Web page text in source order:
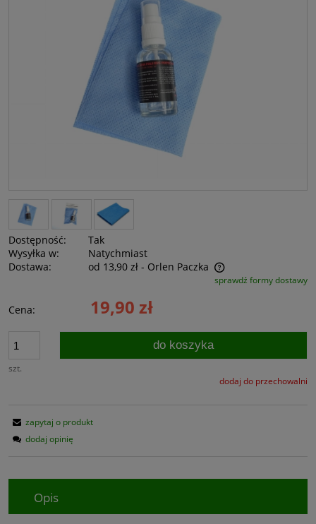
Dostępność:
Tak
Wysyłka w:
Natychmiast
Dostawa:
od 13,90 zł - Orlen Paczka
Cena nie zawiera ewentualnych kosztów płatnościsprawdź formy dostawy
Cena: 19,90 zł
szt.
do koszyka
dodaj do przechowalni
zapytaj o produkt
dodaj opinię
Opis